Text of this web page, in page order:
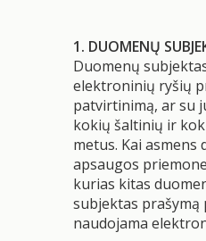
1. DUOMENŲ
Duomenų
elektroninių ryšių
patvirtinimą, ar su
kokių šaltinių ir
metus. Kai
apsaugos
kurias kitas
subjektas
naudojama